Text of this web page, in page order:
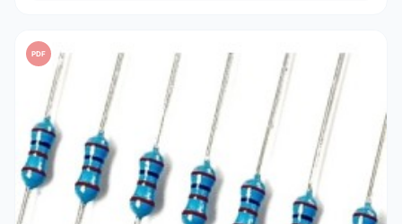
PDF